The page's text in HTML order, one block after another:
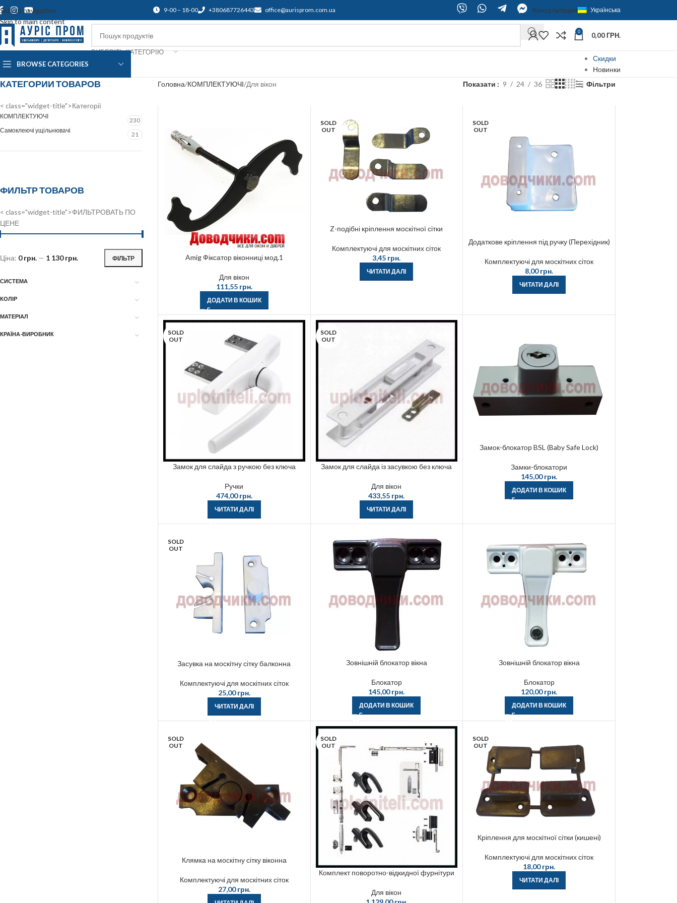
Skip to navigation
Skip to main content
9-00 – 18-00 +380687726443 office@aurisprom.com.ua Консультация Українська
ВИБЕРІТЬ КАТЕГОРІЮ
0 0,00ГРН.
BROWSE CATEGORIES
Скидки
Новинки
КАТЕГОРИИ ТОВАРОВ
< class="widget-title">Категорії
КОМПЛЕКТУЮЧІ
230
Самоклеючі ущільнювачі
21
ФИЛЬТР ТОВАРОВ
< class="widget-title">ФИЛЬТРОВАТЬ ПО
ЦЕНЕ
ФІЛЬТР
Ціна: 0 грн. — 1 130 грн.
СИСТЕМА
КОЛІР
МАТЕРІАЛ
КРАЇНА-ВИРОБНИК
Головна КОМПЛЕКТУЮЧІ Для вікон Показати 9 24 36 Фільтри
Amig Фіксатор віконниці мод.1
Для вікон
111,55 грн.
ДОДАТИ В КОШИК
SOLD
OUT
Z-подібні кріплення москітної сітки
Комплектуючі для москітних сіток
3,45 грн.
ЧИТАТИ ДАЛІ
SOLD
OUT
Додаткове кріплення під ручку (Перехідник)
Комплектуючі для москітних сіток
8,00грн.
ЧИТАТИ ДАЛІ
SOLD
OUT
Замок для слайда з ручкою без ключа
Ручки
474,00грн.
ЧИТАТИ ДАЛІ
SOLD
OUT
Замок для слайда із засувкою без ключа
Для вікон
433,55 грн.
ЧИТАТИ ДАЛІ
Замок-блокатор BSL (Baby Safe Lock)
Замки-блокатори
145,00грн.
ДОДАТИ В КОШИК
SOLD
OUT
Засувка на москітну сітку балконна
Комплектуючі для москітних сіток
25,00грн.
ЧИТАТИ ДАЛІ
Зовнішній блокатор вікна
Блокатор
145,00грн.
ДОДАТИ В КОШИК
Зовнішній блокатор вікна
Блокатор
120,00грн.
ДОДАТИ В КОШИК
SOLD
OUT
Клямка на москітну сітку віконна
Комплектуючі для москітних сіток
27,00грн.
SOLD
OUT
Комплект поворотно-відкидної фурнітури
Для вікон
SOLD
OUT
Кріплення для москітної сітки (кишені)
Комплектуючі для москітних сіток
18,00грн.
ЧИТАТИ ДАЛІ